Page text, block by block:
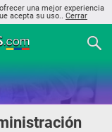
una mejor experiencia
acepta su uso.. Cerrar